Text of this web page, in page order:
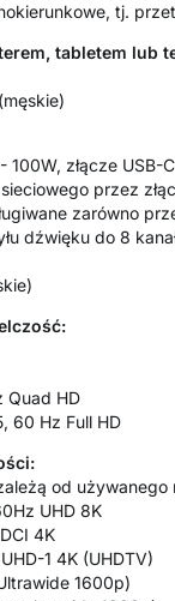
tj.
tabletem lub
złącze USB-
przez
zarówno
dźwięku do 8
Quad HD
60 Hz Full HD
od
UHD 8K
4K
1 4K (UHDTV)
1600p)